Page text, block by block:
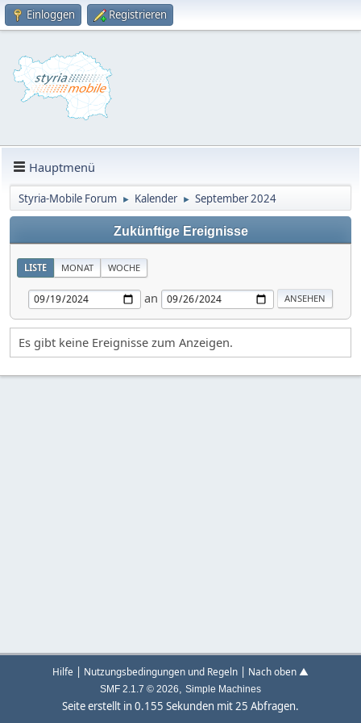
Einloggen Registrieren
Hauptmenü
Styria-Mobile Forum ► Kalender ► September 2024
Zukünftige Ereignisse
LISTE MONAT WOCHE
an
Es gibt keine Ereignisse zum Anzeigen.
Hilfe | Nutzungsbedingungen und Regeln | Nach oben ▲
SMF 2.1.7 © 2026, Simple Machines
Seite erstellt in 0.155 Sekunden mit 25 Abfragen.